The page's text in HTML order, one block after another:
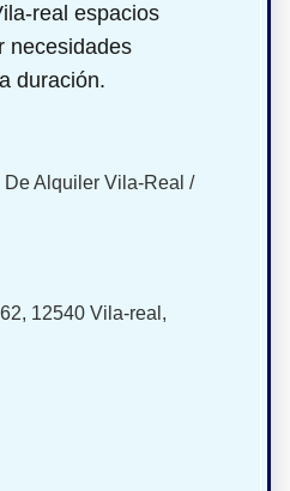
real espacios
necesidades
duración.
Alquiler Vila-Real /
12540 Vila-real,